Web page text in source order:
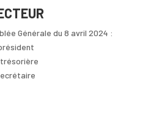
Générale du 8 avril 2024 :
trésorière